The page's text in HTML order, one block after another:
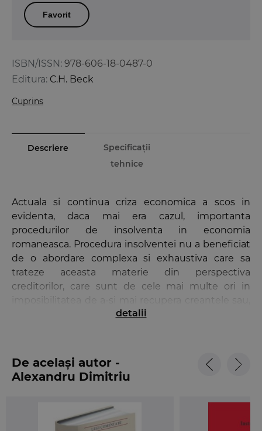
ISBN/ISSN: 978-606-18-0487-0
Editura: C.H. Beck
Cuprins
Favorit
Descriere
Specificații
tehnice
Actuala si continua criza economica a scos in
evidenta, daca mai era cazul, importanta
procedurilor de insolventa in economia
romaneasca. Procedura insolventei nu a beneficiat
de o abordare complexa si exhaustiva care sa
trateze aceasta materie din perspectiva
creditorilor, care sunt de cele mai multe ori in
in cel mai bun caz, reusesc sa recupereze doar o
Lucrarea vizeaza modalitatea de recuperare a
creantelor prin mecanismele prevazute de Legea
creditorilor de procedura insolventei, in vederea
recuperarii cat mai eficiente a creantelor.
detalii
De același autor -
Alexandru Dimitriu